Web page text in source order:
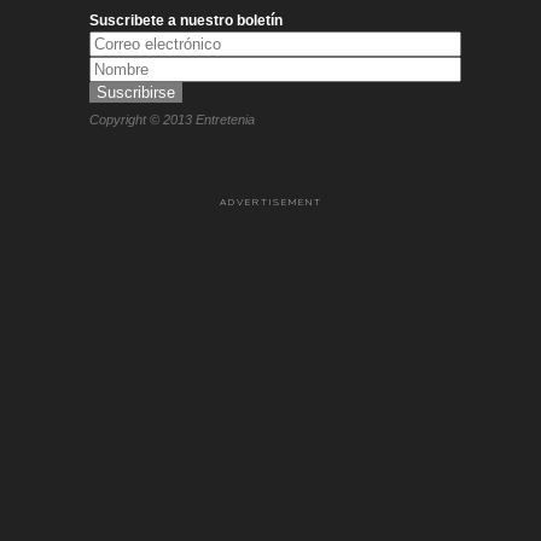
Suscribete a nuestro boletín
Copyright © 2013 Entretenia
ADVERTISEMENT